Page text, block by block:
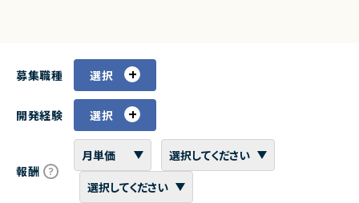
募集職種 選択
開発経験 選択
報酬